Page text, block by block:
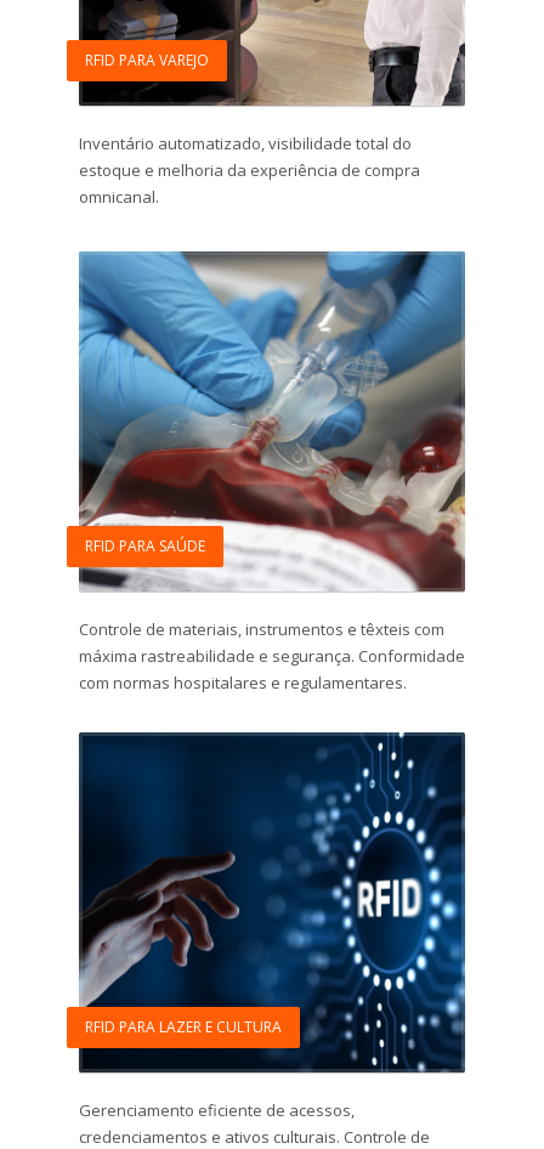
RFID PARA VAREJO
Inventário automatizado, visibilidade total do
estoque e melhoria da experiência de compra
omnicanal.
RFID PARA SAÚDE
Controle de materiais, instrumentos e têxteis com
máxima rastreabilidade e segurança. Conformidade
com normas hospitalares e regulamentares.
RFID PARA LAZER E CULTURA
Gerenciamento eficiente de acessos,
credenciamentos e ativos culturais. Controle de